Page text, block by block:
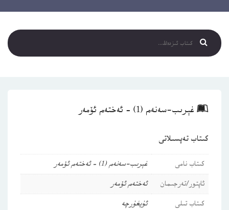
غېرىب-سەنەم (1) – ئەختەم ئۆمەر
كىتاب تەپسىلاتى
كىتاب نامى
غېرىب-سەنەم (1) – ئەختەم ئۆمەر
ئاپتور/تەرجىمان
ئەختەم ئۆمەر
كىتاب تىلى
ئۇيغۇرچە